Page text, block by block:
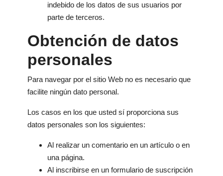
indebido de los datos de sus usuarios por
parte de terceros.
Obtención de datos
personales
Para navegar por el sitio Web no es necesario que
facilite ningún dato personal.
Los casos en los que usted sí proporciona sus
datos personales son los siguientes:
Al realizar un comentario en un artículo o en
una página.
Al inscribirse en un formulario de suscripción